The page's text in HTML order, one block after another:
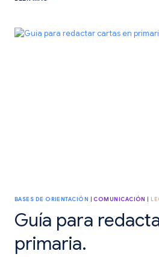
PARA
BASES DE ORIENTACIÓN |COMUNICACIÓN |
Guía para
primaria.